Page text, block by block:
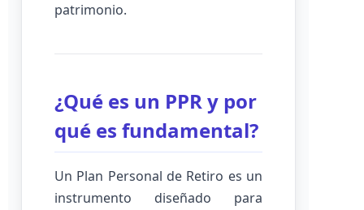
patrimonio.
¿Qué es un PPR y por
qué es fundamental?
Un Plan Personal de Retiro es un
instrumento diseñado para